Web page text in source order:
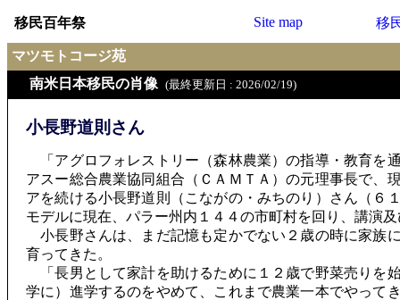
移民百年祭 Site map 移
マツモトコージ苑
南米日本移民の肖像 (最終更新日 : 2026/02/19)
小長野道則さん
「アグロフォレストリー（森林農業）の指導・教育を
アスー総合農業協同組合（ＣＡＭＴＡ）の元理事長で、
アを続ける小長野道則（こながの・みちのり）さん（６
モデルに現在、パラー州内１４４の市町村を回り、講演
小長野さんは、まだ記憶も定かでない２歳の時に家族
育ってきた。
「長男として家計を助けるために１２歳で野菜売りを
学に）進学するのをやめて、これまで農業一本でやって